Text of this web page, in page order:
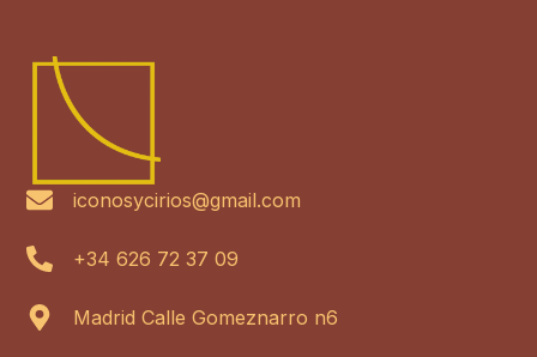
iconosycirios@gmail.com
+34 626 72 37 09
Madrid Calle Gomeznarro n6